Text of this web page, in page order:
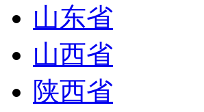
山东省
山西省
陕西省